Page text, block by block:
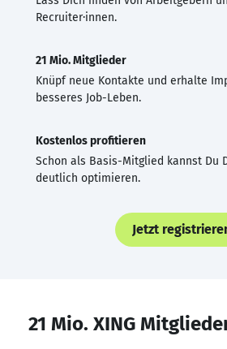
Recruiter·innen.
21 Mio. Mitglieder
Knüpf neue Kontakte und erhalte
besseres Job-Leben.
Kostenlos profitieren
Schon als Basis-Mitglied kannst Du
deutlich optimieren.
Jetzt
21 Mio. XING